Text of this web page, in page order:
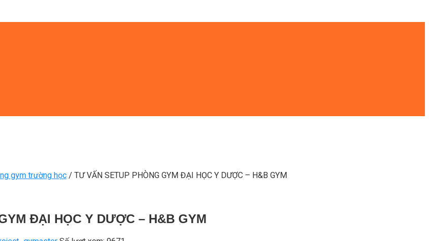
gym trường học / TƯ VẤN SETUP PHÒNG GYM ĐẠI HỌC Y DƯỢC – H&B GYM
ĐẠI HỌC Y DƯỢC – H&B GYM